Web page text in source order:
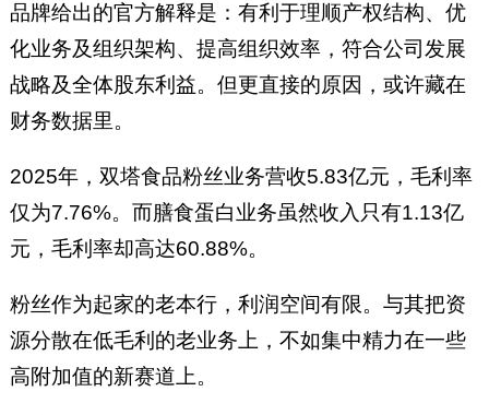
品牌给出的官方解释是：有利于理顺产权结构、优
化业务及组织架构、提高组织效率，符合公司发展
战略及全体股东利益。但更直接的原因，或许藏在
财务数据里。
2025年，双塔食品粉丝业务营收5.83亿元，毛利率
仅为7.76%。而膳食蛋白业务虽然收入只有1.13亿
元，毛利率却高达60.88%。
粉丝作为起家的老本行，利润空间有限。与其把资
源分散在低毛利的老业务上，不如集中精力在一些
高附加值的新赛道上。